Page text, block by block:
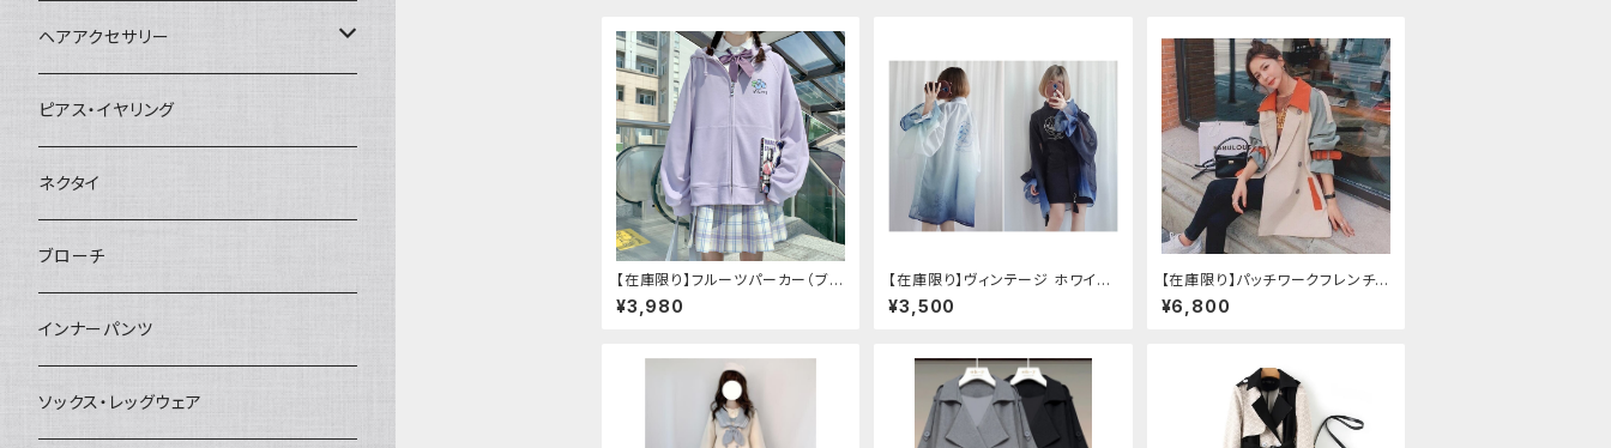
【在庫限り】フルーツパーカー（ブル
べリ、ブドウ、キウイ、チェリー、ぶど
う
¥3,980
【在庫限り】ヴィンテージ ホワイト
タイガー チョンサム ショートスリ
ーブ
¥3,500
【在庫限り】パッチワークフレンチコ
ート（ショート/ロング）
¥6,800
ヘアアクセサリー
ヘアクリップ
ヘッドドレス・カチューシャ
ヘアゴム
簪
ピアス・イヤリング
ネクタイ
ブローチ
インナーパンツ
ソックス・レッグウェア